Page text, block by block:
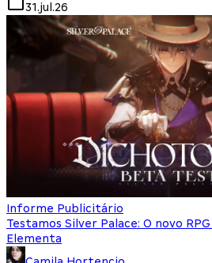
31.jul.26
Informe Publicitário
Testamos Silver Palace: O novo
Elementa